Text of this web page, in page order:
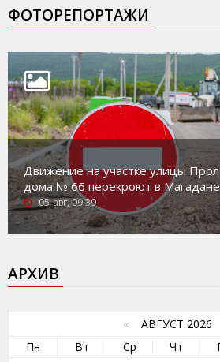
ФОТОРЕПОРТАЖИ
Движение на участке улицы
дома № 66 перекроют в Магадане
05-авг, 09:39
АРХИВ
« АВГУСТ
Пн
Вт Ср Чт